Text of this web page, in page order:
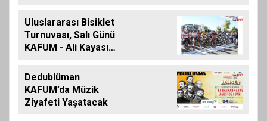
Uluslararası Bisiklet
Turnuvası, Salı Günü
KAFUM - Ali Kayası
Dedublüman
KAFUM’da Müzik
Ziyafeti Yaşatacak